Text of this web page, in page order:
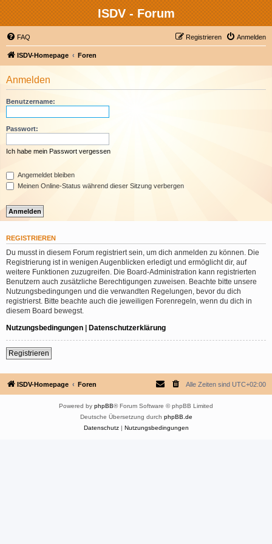
ISDV - Forum
FAQ Anmelden
Registrieren
ISDV-Homepage Foren
Anmelden
Benutzername:
Passwort:
Ich habe mein Passwort vergessen
Angemeldet bleiben
Meinen Online-Status während dieser Sitzung verbergen
REGISTRIEREN
Du musst in diesem Forum registriert sein, um dich anmelden zu können. Die
Registrierung ist in wenigen Augenblicken erledigt und ermöglicht dir, auf
weitere Funktionen zuzugreifen. Die Board-Administration kann registrierten
Benutzern auch zusätzliche Berechtigungen zuweisen. Beachte bitte unsere
Nutzungsbedingungen und die verwandten Regelungen, bevor du dich
registrierst. Bitte beachte auch die jeweiligen Forenregeln, wenn du dich in
diesem Board bewegst.
Nutzungsbedingungen | Datenschutzerklärung
Registrieren
ISDV-Homepage Foren Alle Zeiten sind UTC+02:00
Powered by phpBB® Forum Software © phpBB Limited
Deutsche Übersetzung durch phpBB.de
Datenschutz| Nutzungsbedingungen